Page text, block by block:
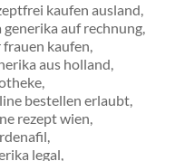
kaufen ausland,
generika auf rechnung,
kaufen,
aus holland,
bestellen erlaubt,
rezept wien,
legal,